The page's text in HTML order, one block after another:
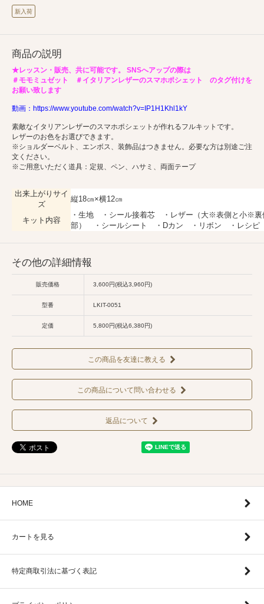
新入荷
商品の説明
★レッスン・販売、共に可能です。 SNSへアップの際は
＃モモミュゼット ＃イタリアンレザーのスマホポシェット のタグ付けを
お願い致します
動画：https://www.youtube.com/watch?v=IP1H1Khl1kY
素敵なイタリアンレザーのスマホポシェットが作れるフルキットです。
レザーのお色をお選びできます。
※ショルダーベルト、エンボス、装飾品はつきません。必要な方は別途ご注
文ください。
※ご用意いただく道具：定規、ペン、ハサミ、両面テープ
出来上がりサイ
ズ
縦18㎝×横12㎝
キット内容
・生地 ・シール接着芯 ・レザー（大※表側と小※裏
部） ・シールシート ・Dカン ・リボン ・レシピ
その他の詳細情報
販売価格 3,600円(税込3,960円)
型番 LKIT-0051
定価 5,800円(税込6,380円)
この商品を友達に教える
この商品について問い合わせる
返品について
HOME
カートを見る
特定商取引法に基づく表記